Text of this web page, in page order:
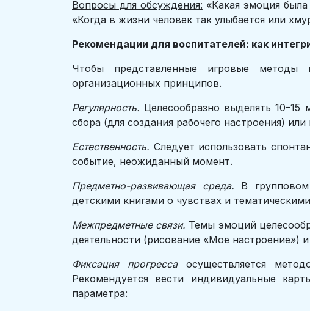
Вопросы для обсуждения: «Какая эмоция
«Когда в жизни человек так улыбается или
Рекомендации для воспитателей: как
Чтобы представленные игровые методы
организационных принципов.
Регулярность. Целесообразно выделять
сбора (для создания рабочего настроения)
Естественность. Следует использовать
событие, неожиданный момент.
Предметно-развивающая среда. В групповом
детскими книгами о чувствах и
Межпредметные связи. Темы эмоций
деятельности (рисование «Моё настроение»)
Фиксация прогрессаосуществляется
Рекомендуется вести индивидуальные
параметра: